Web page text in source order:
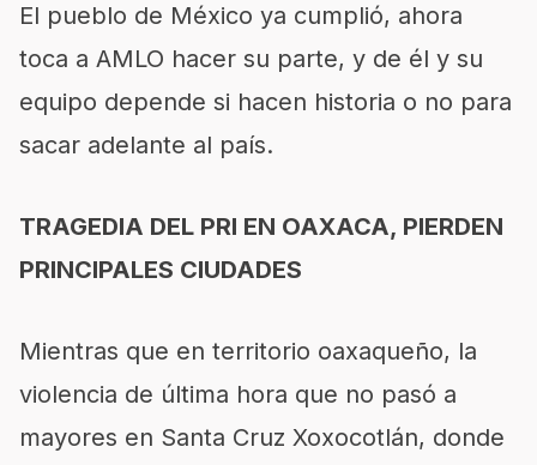
El pueblo de México ya cumplió, ahora
toca a AMLO hacer su parte, y de él y su
equipo depende si hacen historia o no para
sacar adelante al país.
TRAGEDIA DEL PRI EN OAXACA, PIERDEN
PRINCIPALES CIUDADES
Mientras que en territorio oaxaqueño, la
violencia de última hora que no pasó a
mayores en Santa Cruz Xoxocotlán, donde